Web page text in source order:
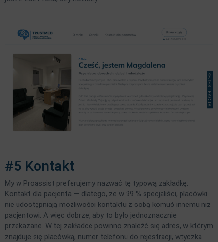
#5 Kontakt
My w Proassist preferujemy nazwać tę typową zakładkę:
Kontakt dla pacjenta — dlatego, że w 99 % specjaliści, placówki
nie udostępniają możliwości kontaktu z sobą komuś innemu niż
pacjentowi. A więc dobrze, aby to było jednoznacznie
przekazane. W tej zakładce powinno znaleźć się adres, w którym
znajduje się placówką, numer telefonu do rejestracji, wtyczka